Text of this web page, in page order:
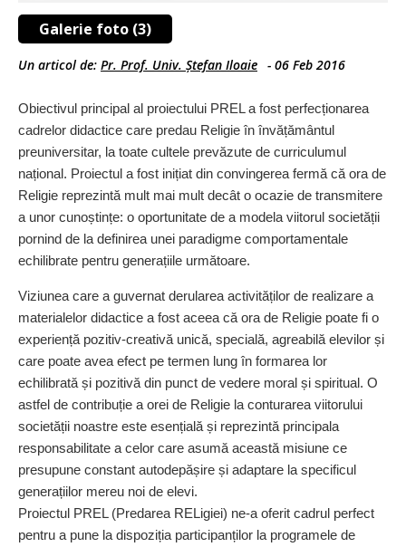
Galerie foto (3)
Un articol de: Pr. Prof. Univ. Ștefan Iloaie - 06 Feb 2016
Obiectivul principal al proiectului PREL a fost perfecționarea
cadrelor didactice care predau Religie în învățământul
preuniversitar, la toate cultele prevăzute de curriculumul
național. Proiectul a fost inițiat din convingerea fermă că ora de
Religie reprezintă mult mai mult decât o ocazie de transmitere
a unor cunoștințe: o oportunitate de a modela viitorul societății
pornind de la definirea unei paradigme comportamentale
echilibrate pentru generațiile următoare.
Viziunea care a guvernat derularea activităților de realizare a
materialelor didactice a fost aceea că ora de Religie poate fi o
experiență pozitiv-creativă unică, specială, agreabilă elevilor și
care poate avea efect pe termen lung în formarea lor
echilibrată și pozitivă din punct de vedere moral și spiritual. O
astfel de contribuție a orei de Religie la conturarea viitorului
societății noastre este esențială și reprezintă principala
responsabilitate a celor care asu­mă această misiune ce
presupune constant autodepășire și adaptare la spe­­cificul
generațiilor mereu noi de elevi.
Proiectul PREL (Predarea RELigiei) ne-a oferit cadrul perfect
pentru a pune la dispoziția participanților la programele de